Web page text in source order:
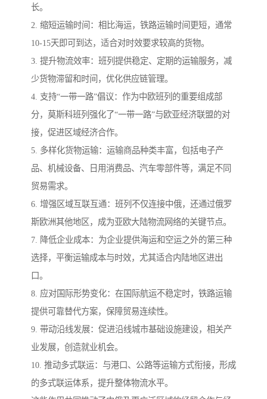
长。
2. 缩短运输时间：相比海运，铁路运输时间更短，通常
10-15天即可到达，适合对时效要求较高的货物。
3. 提升物流效率：班列提供稳定、定期的运输服务，减
少货物滞留和时间，优化供应链管理。
4. 支持“一带一路”倡议：作为中欧班列的重要组成部
分，莫斯科班列强化了“一带一路”与欧亚经济联盟的对
接，促进区域经济合作。
5. 多样化货物运输：运输商品种类丰富，包括电子产
品、机械设备、日用消费品、汽车零部件等，满足不同
贸易需求。
6. 增强区域互联互通：班列不仅连接中俄，还通过俄罗
斯欧洲其他地区，成为亚欧大陆物流网络的关键节点。
7. 降低企业成本：为企业提供海运和空运之外的第三种
选择，平衡运输成本与时效，尤其适合内陆地区进出
口。
8. 应对国际形势变化：在国际航运不稳定时，铁路运输
提供可靠替代方案，保障贸易连续性。
9. 带动沿线发展：促进沿线城市基础设施建设，相关产
业发展，创造就业机会。
10. 推动多式联运：与港口、公路等运输方式衔接，形成
的多式联运体系，提升整体物流水平。